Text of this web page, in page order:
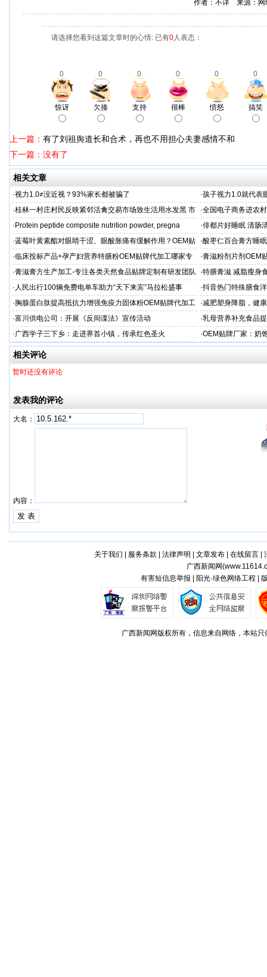
作者：不详 来源：
请选择您看到这篇文章时的心情: 已有0人表态：
0 0 0 0 0 0
惊讶 欠揍 支持 很棒 愤怒 搞笑
上一篇： 有了刘祖舆道长和合术，再也不用担心夫妻感情不和
下一篇：没有了
相关文章
·视力1.0≠没近视？93%家长都被骗了 ·孩子视力1.0就代表
·桂林一村庄村民反映紧邻活禽交易市场致生活用水发黑 市
场称属“造谣”，联合调查组介入调查
·全国电子商务进农
利开班
· Protein peptide composite nutrition powder, pregna ·俳都片好睡眠 清肠
·蓝莓叶黄素酯对眼睛干涩、眼酸胀痛有缓解作用？OEM贴
牌代工
·酸枣仁百合膏方睡
厂
·临床投标产品+孕产妇营养特膳粉OEM贴牌代加工哪家专
业
·膏滋粉剂片剂OEM
·膏滋膏方生产加工-专注各类天然食品贴牌定制有研发团队
厂家
·特膳膏滋 减脂瘦身
务商
· 人民出行100辆免费电单车助力“天下来宾”马拉松盛事 ·抖音热门特殊膳食
牌加工
· 胸腺蛋白肽提高抵抗力增强免疫力固体粉OEM贴牌代加工
服务商
·减肥塑身降脂，健
服务商
·富川供电公司：开展《反间谍法》宣传活动 ·乳母营养补充食品
工
·广西学子三下乡：走进界首小镇，传承红色圣火 ·OEM贴牌厂家：奶
一步！
相关评论
暂时还没有评论
发表我的评论
大名：
内容：
关于我们 服务条款 法律声明 文章发布| 在线留言|
广西新闻网(
有害短信息举报 | 阳光·绿色网络工程 |
广西新闻网版权所有，信息来自网络，本站